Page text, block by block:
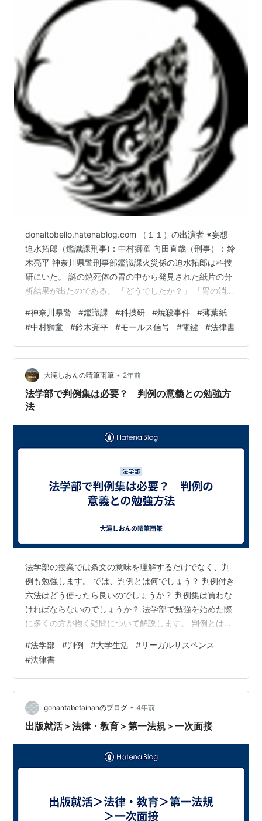
donaltobello.hatenablog.com （１１）の出演者 ※妄想
迫水拓郎（鑑識課刑事)：中村獅童 向田直哉（刑事）：鈴
木亮平 神奈川県警刑事部鑑識課火災係の迫水拓郎は科捜
研にいた。 謎の焼死体の胃の中から発見された紙片の分
析結果が出たのである。 「どうでしたか？」 「胃の消化
た。」 「紙は薄葉印刷紙、聖書や六法全書、辞書のよう
に情報量の多い書籍に使用されるものでした。」 「何が
印刷されているかわかりましたか？」 「解読できたのは
この部分のみです。」 〔■■■■国と■謀し■■■■に対
■■■■■力■■使さ■■■■■者■■■■■■…
#神奈川県警 #鑑識課 #科捜研 #焼殺事件 #薄葉紙
#中村獅童 #鈴木亮平 #モールス信号 #電鍵 #法律書
大滝しおんの晴筆雨筆 • 2年前
法学部で判例集は必要？ 判例の意義との勉強方
法
法学部の授業では条文の意味を理解するだけでなく、判
例も勉強します。 では、判例とは何でしょう？ 判例付き
六法はどう使ったら良いのでしょうか？ 判例集は買わな
ければならないのでしょうか？ 法学部で勉強を始めた際
に多くの方が抱く疑問について解説します。 判例とは何
ある 判例付き六法はたくさんの判例や最新の判例を知る
のに役立つ 判例集は買わなければならないのでしょう
か？ まとめ 判例とは何か？ 判例は、裁判所が出した判
決の事例のことです。 法学部で判例の勉強をする際は、
どのような事件だったのか？ 争点は何なのか？ 関係する
条文はどれか？ 裁判所は…
#法学部 #判例 #大学生活 #リーガルサスペンス
#法律書
gohantabetainahのブログ • 4年前
出版就活＞法律・教育＞第一法規＞一次面接